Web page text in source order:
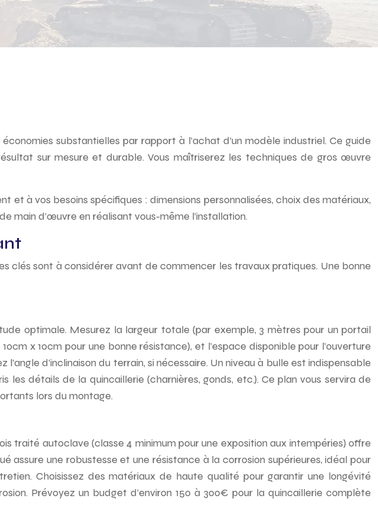
substantielles par rapport à l’achat d’un modèle industriel. Ce guide
sur mesure et durable. Vous maîtriserez les techniques de gros œuvre
et à vos besoins spécifiques : dimensions personnalisées, choix des matériaux,
main d’œuvre en réalisant vous-même l’installation.
clés sont à considérer avant de commencer les travaux pratiques. Une bonne
optimale. Mesurez la largeur totale (par exemple, 3 mètres pour un portail
x 10cm pour une bonne résistance), et l’espace disponible pour l’ouverture
d’inclinaison du terrain, si nécessaire. Un niveau à bulle est indispensable
les détails de la quincaillerie (charnières, gonds, etc.). Ce plan vous servira de
lors du montage.
traité autoclave (classe 4 minimum pour une exposition aux intempéries) offre
une robustesse et une résistance à la corrosion supérieures, idéal pour
Choisissez des matériaux de haute qualité pour garantir une longévité
Prévoyez un budget d’environ 150 à 300€ pour la quincaillerie complète